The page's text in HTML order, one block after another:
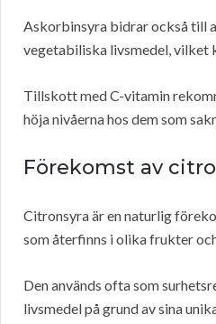
Askorbinsyra bidrar också till
vegetabiliska livsmedel, vilket
Tillskott med C-vitamin
höja nivåerna hos dem som
Förekomst av
Citronsyra är en naturlig
som återfinns i olika frukter
Den används ofta som
livsmedel på grund av sina